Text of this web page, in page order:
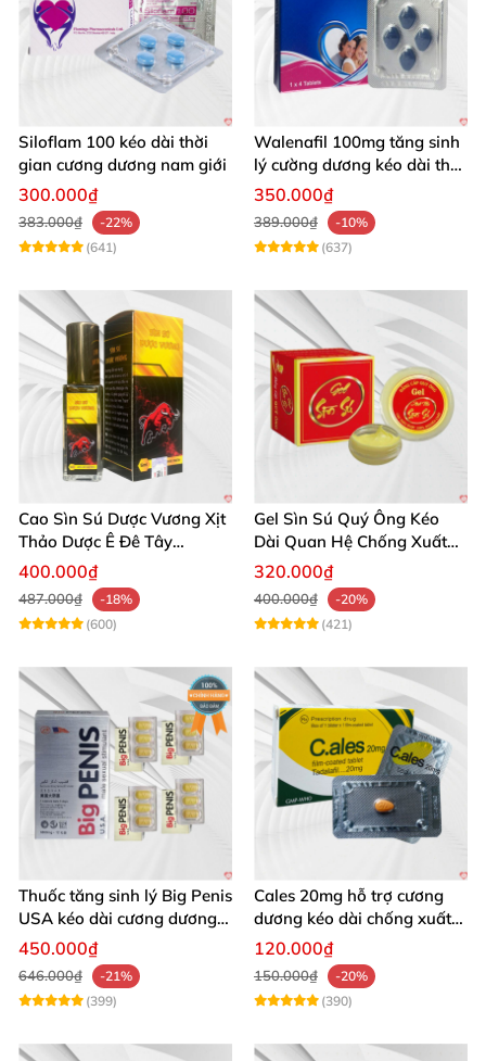
Siloflam 100 kéo dài thời
gian cương dương nam giới
300.000₫
383.000₫
-22%
(641)
Walenafil 100mg tăng sinh
lý cường dương kéo dài thời
gian
350.000₫
389.000₫
-10%
(637)
Cao Sìn Sú Dược Vương Xịt
Thảo Dược Ê Đê Tây
Nguyên Hỗ Trợ Xuất Tinh
400.000₫
487.000₫
-18%
(600)
Gel Sìn Sú Quý Ông Kéo
Dài Quan Hệ Chống Xuất
Tinh Sớm
320.000₫
400.000₫
-20%
(421)
Thuốc tăng sinh lý Big Penis
USA kéo dài cương dương
chống xuất tinh sớm
450.000₫
646.000₫
-21%
(399)
Cales 20mg hỗ trợ cương
dương kéo dài chống xuất
tinh sớm thành phần
120.000₫
150.000₫
-20%
(390)